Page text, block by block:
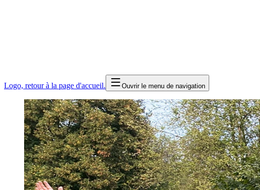
Logo, retour à la page d'accueil. Ouvrir le menu de navigation